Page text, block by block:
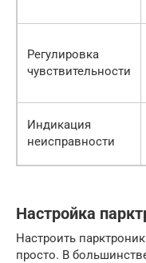
Регулировка
чувствительности
Индикация
неисправности
Настройка
Настроить
просто. В